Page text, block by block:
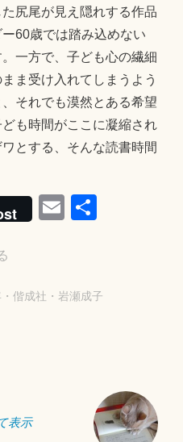
尻尾が見え隠れする作品
60歳では踏み込めない
一方で、子ども心の繊細
ま受け入れてしまうよう
それでも漠然とある希望
も時間がここに凝縮され
とする、そんな読書時間
E 共
・ 偕成社 ・ 岩瀬成子
表示